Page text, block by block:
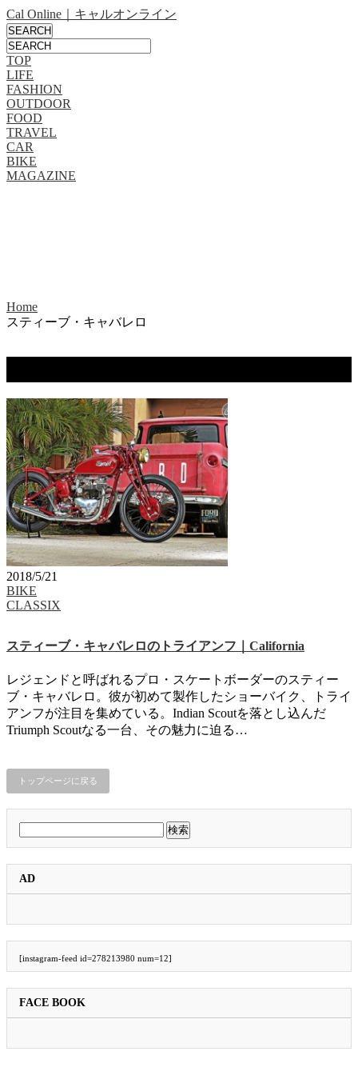
Cal Online｜キャルオンライン
TOP
LIFE
FASHION
OUTDOOR
FOOD
TRAVEL
CAR
BIKE
MAGAZINE
Home
スティーブ・キャバレロ
2018/5/21
BIKE
CLASSIX
スティーブ・キャバレロのトライアンフ｜California
レジェンドと呼ばれるプロ・スケートボーダーのスティー
ブ・キャバレロ。彼が初めて製作したショーバイク、トライ
アンフが注目を集めている。Indian Scoutを落とし込んだ
Triumph Scoutなる一台、その魅力に迫る…
トップページに戻る
検
索:
AD
[instagram-feed id=278213980 num=12]
FACE BOOK